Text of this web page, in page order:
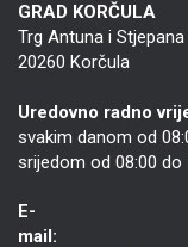
GRAD KORČULA
Trg Antuna i Stjepana
20260 Korčula
Uredovno radno
svakim danom od
srijedom od 08:00 do
E-
mail: